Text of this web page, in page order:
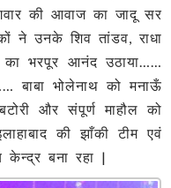
की आवाज का जादू सर
ने उनके शिव तांडव, राधा
का भरपूर आनंद उठाया……
भोलेनाथ को मनाऊँ
और संपूर्ण माहौल को
की झाँकी टीम एवं
बना रहा |